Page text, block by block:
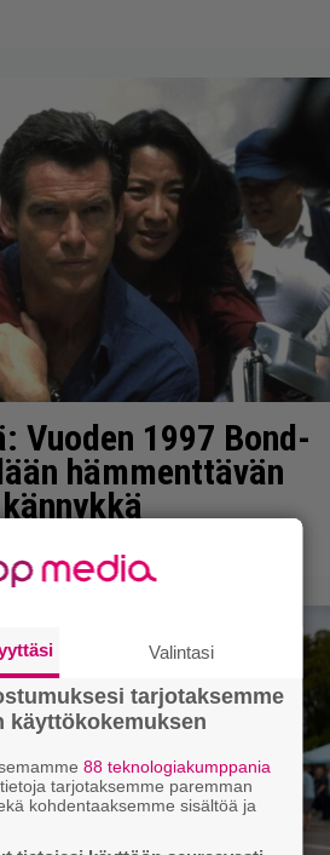
Vuoden 1997 Bond-
hämmenttävän
Valintasi
tarjotaksemme
käyttökokemuksen
88 teknologiakumppania
tarjotaksemme paremman
kohdentaaksemme sisältöä ja